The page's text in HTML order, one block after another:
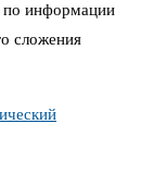
по информации
сложения